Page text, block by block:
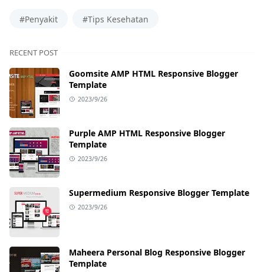
#Penyakit #Tips Kesehatan
RECENT POST
Goomsite AMP HTML Responsive Blogger
Template
2023/9/26
Purple AMP HTML Responsive Blogger
Template
2023/9/26
Supermedium Responsive Blogger Template
2023/9/26
Maheera Personal Blog Responsive Blogger
Template